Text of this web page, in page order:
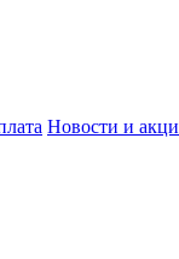
Новости и